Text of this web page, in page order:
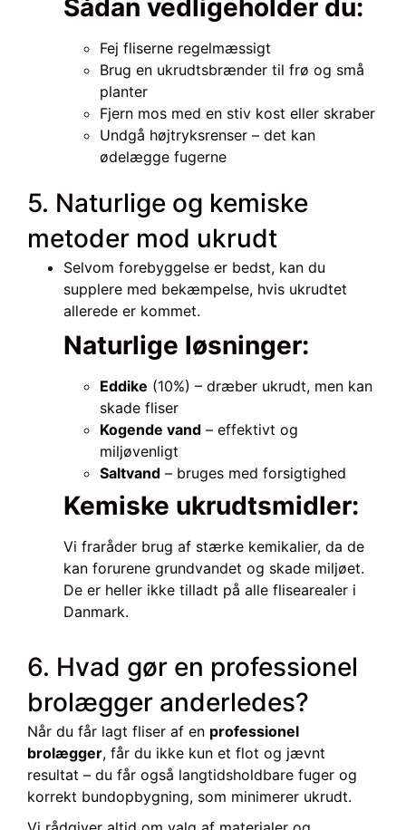
Sådan vedligeholder du:
Fej fliserne regelmæssigt
Brug en ukrudtsbrænder til frø og små
planter
Fjern mos med en stiv kost eller skraber
Undgå højtryksrenser – det kan
ødelægge fugerne
5. Naturlige og kemiske
metoder mod ukrudt
Selvom forebyggelse er bedst, kan du
supplere med bekæmpelse, hvis ukrudtet
allerede er kommet.
Naturlige løsninger:
Eddike (10%) – dræber ukrudt, men kan
skade fliser
Kogende vand – effektivt og
miljøvenligt
Saltvand – bruges med forsigtighed
Kemiske ukrudtsmidler:
Vi fraråder brug af stærke kemikalier, da de
kan forurene grundvandet og skade miljøet.
De er heller ikke tilladt på alle flisearealer i
Danmark.
6. Hvad gør en professionel
brolægger anderledes?
Når du får lagt fliser af en professionel
brolægger, får du ikke kun et flot og jævnt
resultat – du får også langtidsholdbare fuger og
korrekt bundopbygning, som minimerer ukrudt.